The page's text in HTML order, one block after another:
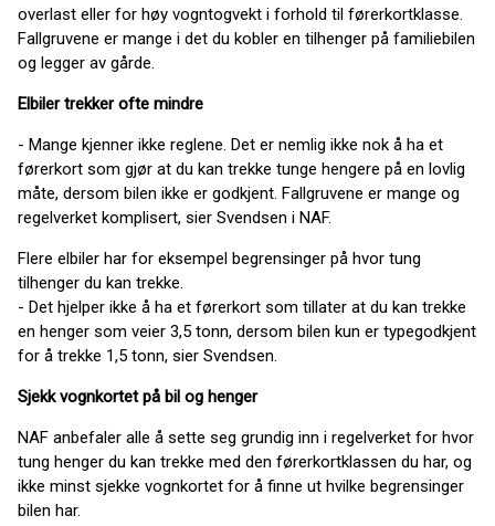
overlast eller for høy vogntogvekt i forhold til førerkortklasse.
Fallgruvene er mange i det du kobler en tilhenger på familiebilen
og legger av gårde.
Elbiler trekker ofte mindre
- Mange kjenner ikke reglene. Det er nemlig ikke nok å ha et
førerkort som gjør at du kan trekke tunge hengere på en lovlig
måte, dersom bilen ikke er godkjent. Fallgruvene er mange og
regelverket komplisert, sier Svendsen i NAF.
Flere elbiler har for eksempel begrensinger på hvor tung
tilhenger du kan trekke.
- Det hjelper ikke å ha et førerkort som tillater at du kan trekke
en henger som veier 3,5 tonn, dersom bilen kun er typegodkjent
for å trekke 1,5 tonn, sier Svendsen.
Sjekk vognkortet på bil og henger
NAF anbefaler alle å sette seg grundig inn i regelverket for hvor
tung henger du kan trekke med den førerkortklassen du har, og
ikke minst sjekke vognkortet for å finne ut hvilke begrensinger
bilen har.